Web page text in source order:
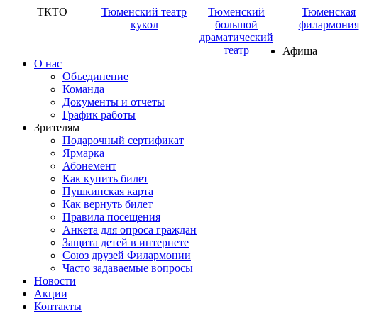
ТКТО
Тюменский театр
кукол
Тюменский
большой
драматический
театр
Тюменская
филармония
Афиша
О нас
Объединение
Команда
Документы и отчеты
График работы
Зрителям
Подарочный сертификат
Ярмарка
Абонемент
Как купить билет
Пушкинская карта
Как вернуть билет
Правила посещения
Анкета для опроса граждан
Защита детей в интернете
Союз друзей Филармонии
Часто задаваемые вопросы
Новости
Акции
Контакты